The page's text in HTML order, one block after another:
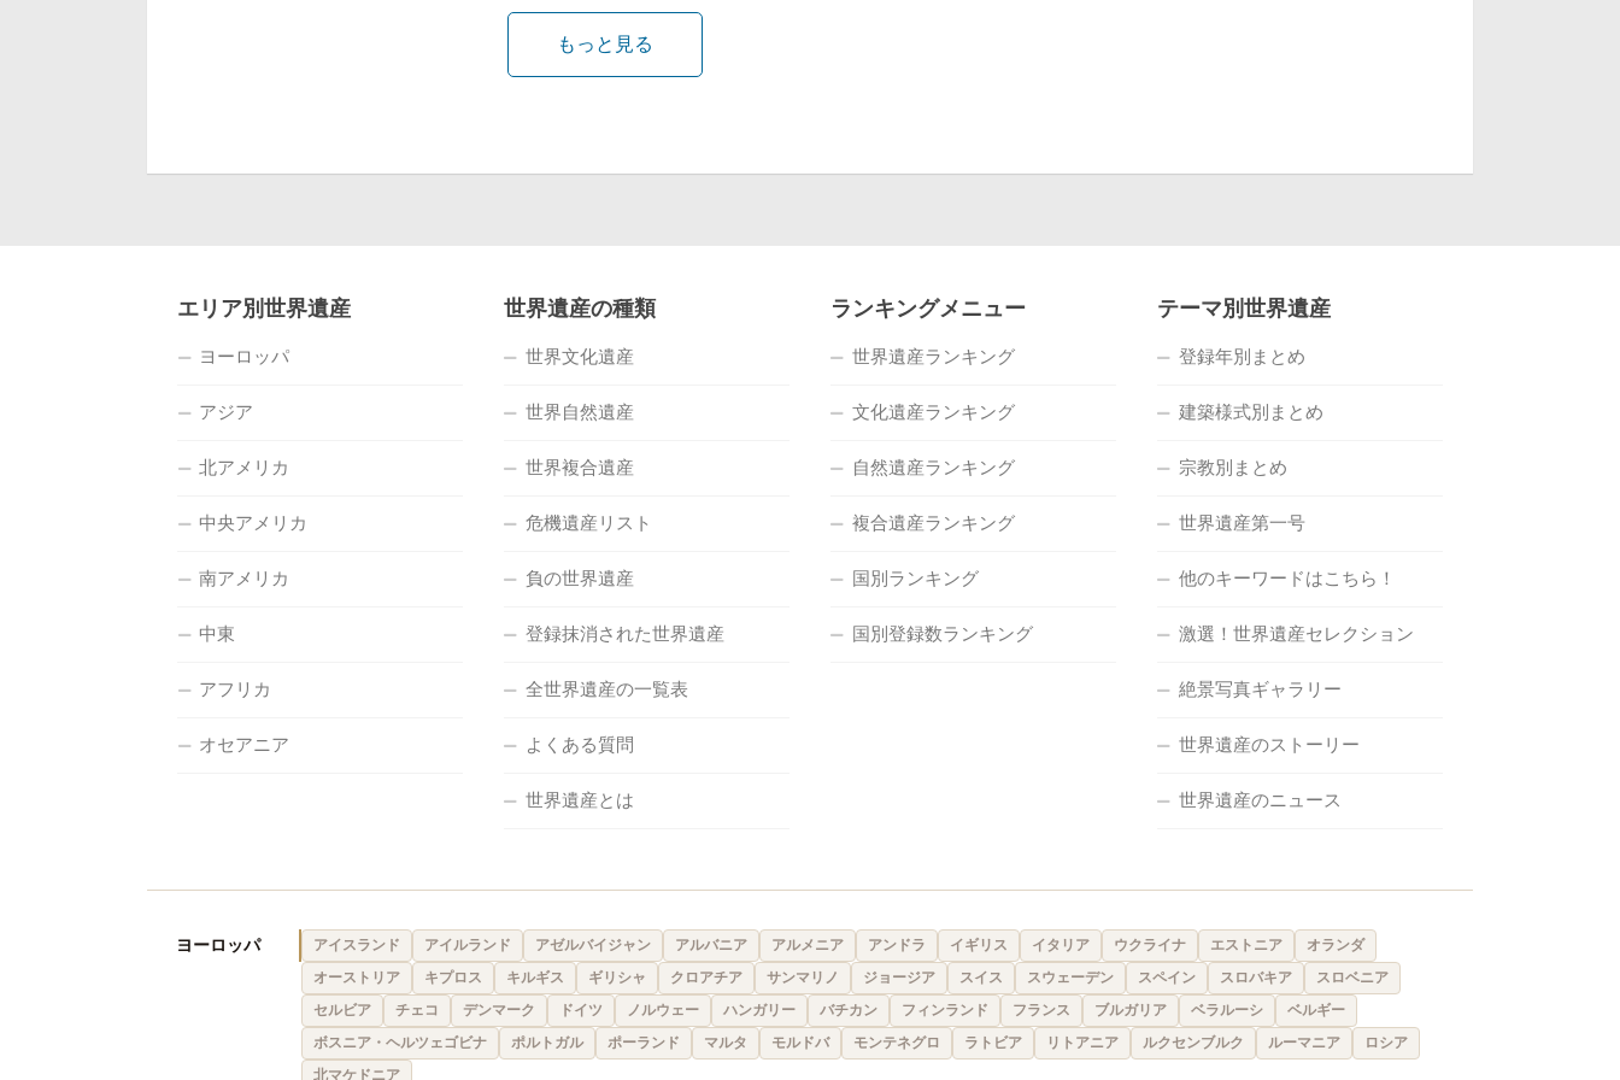
もっと見る
エリア別世界遺産
ヨーロッパ
アジア
北アメリカ
中央アメリカ
南アメリカ
中東
アフリカ
オセアニア
世界遺産の種類
世界文化遺産
世界自然遺産
世界複合遺産
危機遺産リスト
負の世界遺産
登録抹消された世界遺産
全世界遺産の一覧表
よくある質問
世界遺産とは
ランキングメニュー
世界遺産ランキング
文化遺産ランキング
自然遺産ランキング
複合遺産ランキング
国別ランキング
国別登録数ランキング
テーマ別世界遺産
登録年別まとめ
建築様式別まとめ
宗教別まとめ
世界遺産第一号
他のキーワードはこちら！
激選！世界遺産セレクション
絶景写真ギャラリー
世界遺産のストーリー
世界遺産のニュース
ヨーロッパ アイスランド アイルランド アゼルバイジャン アルバニア アルメニア アンドラ イギリス イタリア ウクライナ エストニア
オランダ
オーストリア
キプロス キルギス ギリシャ クロアチア サンマリノ ジョージア スイス スウェーデン スペイン スロバキア
スロベニア
セルビア
チェコ デンマーク ドイツ ノルウェー ハンガリー バチカン フィンランド フランス ブルガリア ベラルーシ
ベルギー
ボスニア・ヘルツェゴビナ
ポルトガル ポーランド マルタ モルドバ モンテネグロ ラトビア リトアニア ルクセンブルク ルーマニア
ロシア
北マケドニア